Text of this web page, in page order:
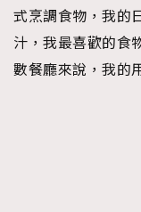
式烹調食物，我的
汁，我最喜歡的食
數餐廳來說，我的